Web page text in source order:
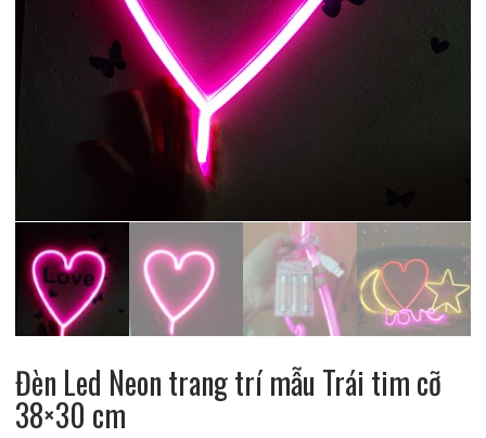
Đèn Led Neon trang trí mẫu Trái tim cỡ
38×30 cm